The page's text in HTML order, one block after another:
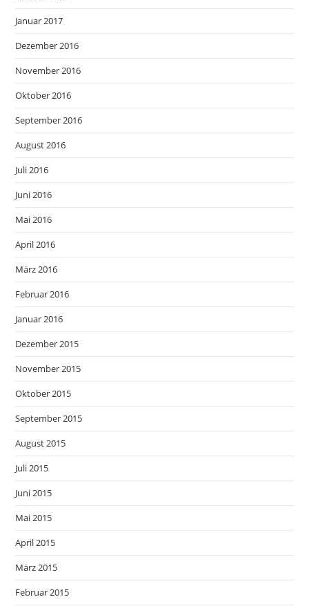
Januar 2017
Dezember 2016
November 2016
Oktober 2016
September 2016
August 2016
Juli 2016
Juni 2016
Mai 2016
April 2016
März 2016
Februar 2016
Januar 2016
Dezember 2015
November 2015
Oktober 2015
September 2015
August 2015
Juli 2015
Juni 2015
Mai 2015
April 2015
März 2015
Februar 2015